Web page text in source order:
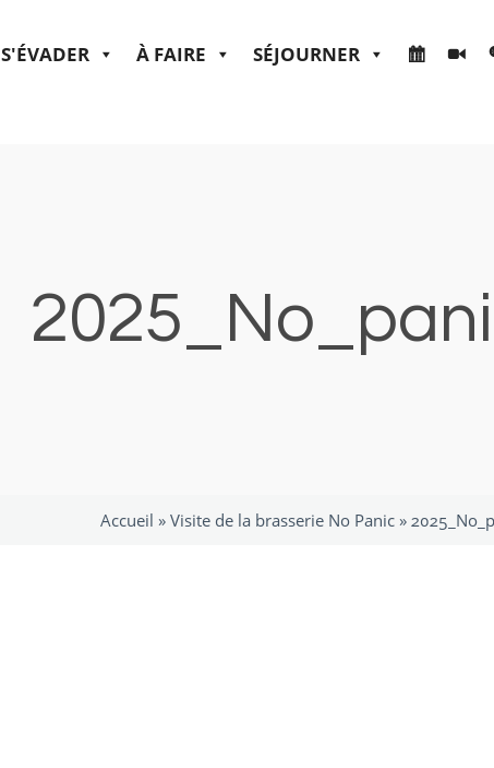
S'ÉVADER À FAIRE SÉJOURNER
Accueil » Visite de la brasserie No Panic»